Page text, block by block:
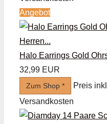
Angebot
Halo Earrings Gold
32,99 EUR
Zum Shop *
Preis
Versandkosten